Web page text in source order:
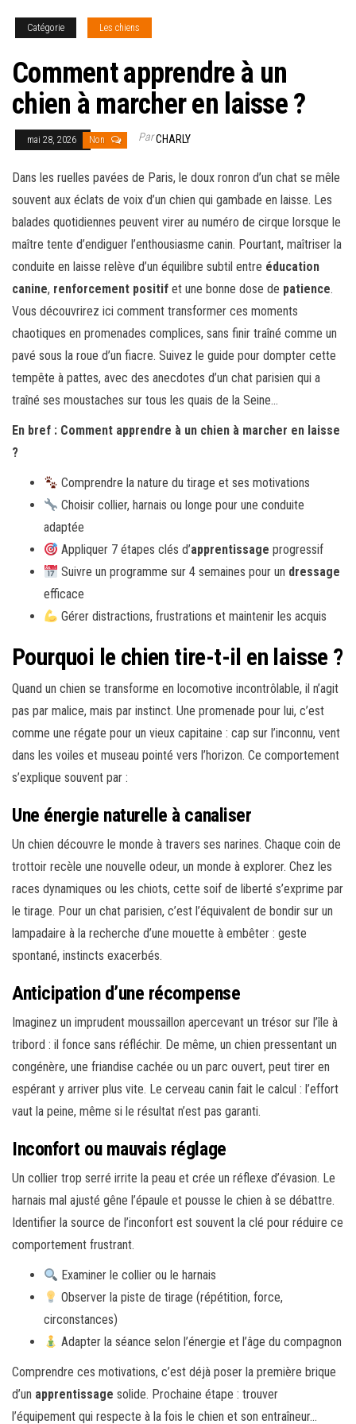
Catégorie Les chiens
Comment apprendre à un
chien à marcher en laisse ?
mai 28, 2026 Non ParCHARLY
Dans les ruelles pavées de Paris, le doux ronron d’un chat se mêle
souvent aux éclats de voix d’un chien qui gambade en laisse. Les
balades quotidiennes peuvent virer au numéro de cirque lorsque le
maître tente d’endiguer l’enthousiasme canin. Pourtant, maîtriser la
conduite en laisse relève d’un équilibre subtil entre éducation
canine, renforcement positif et une bonne dose de patience.
Vous découvrirez ici comment transformer ces moments
chaotiques en promenades complices, sans finir traîné comme un
pavé sous la roue d’un fiacre. Suivez le guide pour dompter cette
tempête à pattes, avec des anecdotes d’un chat parisien qui a
traîné ses moustaches sur tous les quais de la Seine…
En bref : Comment apprendre à un chien à marcher en laisse
?
Comprendre la nature du tirage et ses motivations
Choisir collier, harnais ou longe pour une conduite
adaptée
Appliquer 7 étapes clés d’apprentissage progressif
Suivre un programme sur 4 semaines pour un dressage
efficace
Gérer distractions, frustrations et maintenir les acquis
Pourquoi le chien tire-t-il en laisse ?
Quand un chien se transforme en locomotive incontrôlable, il n’agit
pas par malice, mais par instinct. Une promenade pour lui, c’est
comme une régate pour un vieux capitaine : cap sur l’inconnu, vent
dans les voiles et museau pointé vers l’horizon. Ce comportement
s’explique souvent par :
Une énergie naturelle à canaliser
Un chien découvre le monde à travers ses narines. Chaque coin de
trottoir recèle une nouvelle odeur, un monde à explorer. Chez les
races dynamiques ou les chiots, cette soif de liberté s’exprime par
le tirage. Pour un chat parisien, c’est l’équivalent de bondir sur un
lampadaire à la recherche d’une mouette à embêter : geste
spontané, instincts exacerbés.
Anticipation d’une récompense
Imaginez un imprudent moussaillon apercevant un trésor sur l’île à
tribord : il fonce sans réfléchir. De même, un chien pressentant un
congénère, une friandise cachée ou un parc ouvert, peut tirer en
espérant y arriver plus vite. Le cerveau canin fait le calcul : l’effort
vaut la peine, même si le résultat n’est pas garanti.
Inconfort ou mauvais réglage
Un collier trop serré irrite la peau et crée un réflexe d’évasion. Le
harnais mal ajusté gêne l’épaule et pousse le chien à se débattre.
Identifier la source de l’inconfort est souvent la clé pour réduire ce
comportement frustrant.
Examiner le collier ou le harnais
Observer la piste de tirage (répétition, force,
circonstances)
Adapter la séance selon l’énergie et l’âge du compagnon
Comprendre ces motivations, c’est déjà poser la première brique
d’un apprentissage solide. Prochaine étape : trouver
l’équipement qui respecte à la fois le chien et son entraîneur…